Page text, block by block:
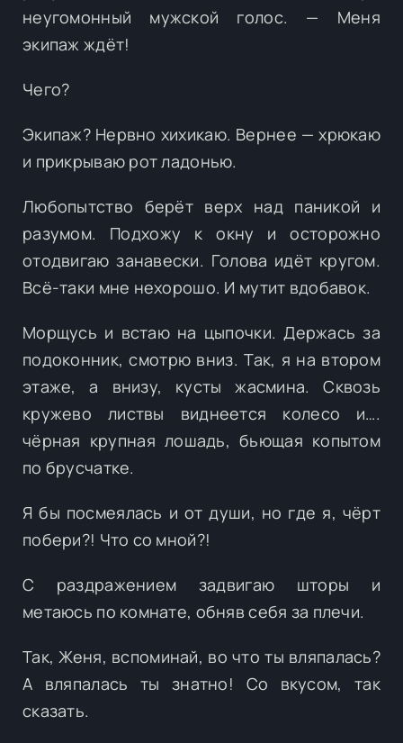
неугомонный мужской голос. — Меня
экипаж ждёт!
Чего?
Экипаж? Нервно хихикаю. Вернее — хрюкаю
и прикрываю рот ладонью.
Любопытство берёт верх над паникой и
разумом. Подхожу к окну и осторожно
отодвигаю занавески. Голова идёт кругом.
Всё-таки мне нехорошо. И мутит вдобавок.
Морщусь и встаю на цыпочки. Держась за
подоконник, смотрю вниз. Так, я на втором
этаже, а внизу, кусты жасмина. Сквозь
кружево листвы виднеется колесо и….
чёрная крупная лошадь, бьющая копытом
по брусчатке.
Я бы посмеялась и от души, но где я, чёрт
побери?! Что со мной?!
С раздражением задвигаю шторы и
метаюсь по комнате, обняв себя за плечи.
Так, Женя, вспоминай, во что ты вляпалась?
А вляпалась ты знатно! Со вкусом, так
сказать.